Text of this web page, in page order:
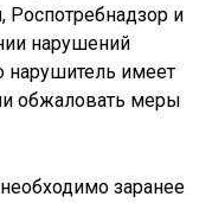
Роспотребнадзор и
нарушений
нарушитель имеет
обжаловать меры
заранее